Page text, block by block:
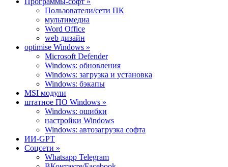
Пользователи/сети ПК
мультимедиа
Word Office
web дизайн
optimise Windows »
Microsoft Defender
Windows: обновления
Windows: загрузка и установка
Windows: бэкапы
MSI модули
штатное ПО Windows »
Windows: ошибки
настройки Windows
Windows: автозагрузка софта
ИИ-GPT
Cоцсети »
Whatsapp Telegram